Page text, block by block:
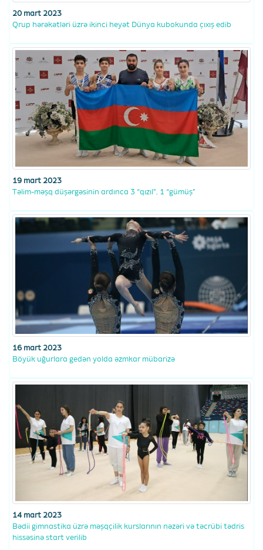
20 mart 2023
Qrup hərəkətləri üzrə ikinci heyət Dünya kubokunda çıxış edib
19 mart 2023
Təlim-məşq düşərgəsinin ardınca 3 “qızıl”, 1 “gümüş”
16 mart 2023
Böyük uğurlara gedən yolda əzmkar mübarizə
14 mart 2023
Bədii gimnastika üzrə məşqçilik kurslarının nəzəri və təcrübi tədris
hissəsinə start verilib